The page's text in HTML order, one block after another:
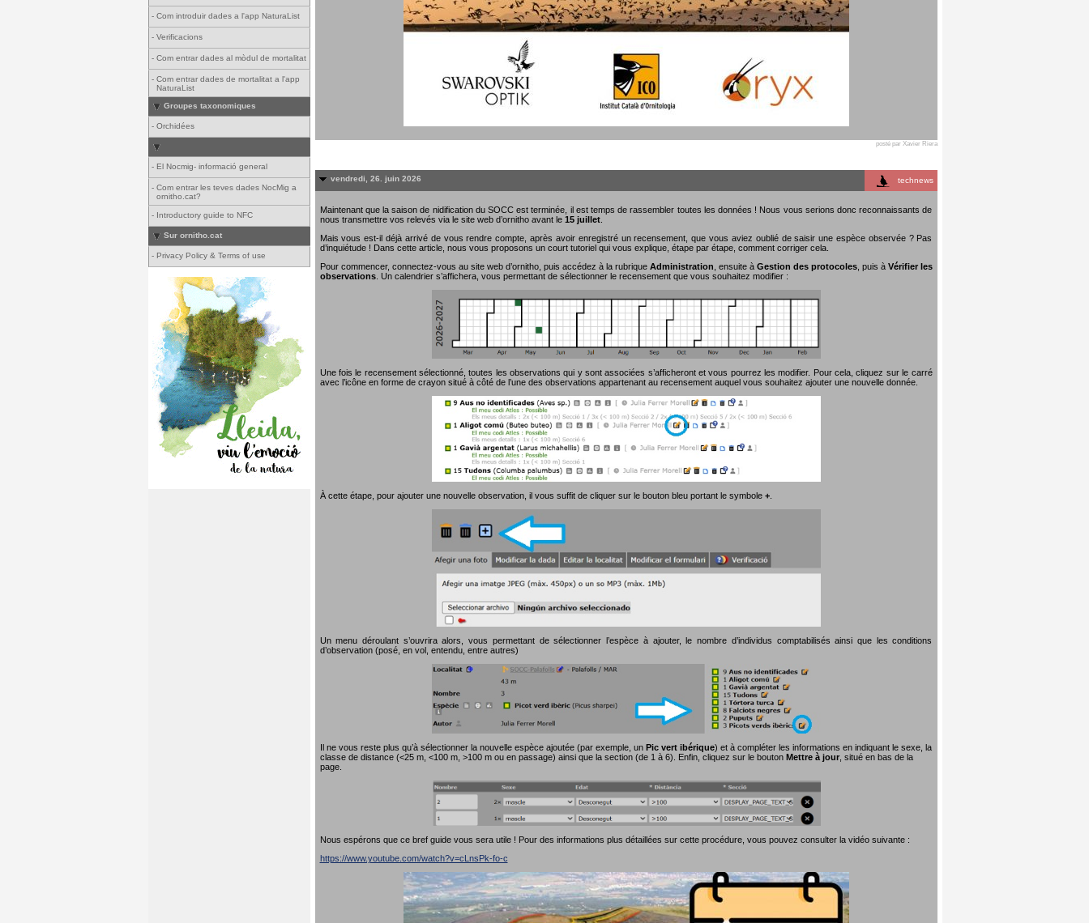
- Com introduir dades a l'app NaturaList
- Verificacions
- Com entrar dades al mòdul de mortalitat
- Com entrar dades de mortalitat a l'app
NaturaList
Groupes taxonomiques
- Orchidées
- El Nocmig- informació general
- Com entrar les teves dades NocMig a
ornitho.cat?
- Introductory guide to NFC
Sur ornitho.cat
- Privacy Policy & Terms of use
posté par Xavier Riera
vendredi, 26. juin 2026 technews
Maintenant que la saison de nidification du SOCC est terminée, il est temps de rassembler toutes les données ! Nous vous serions donc reconnaissants de
nous transmettre vos relevés via le site web d’ornitho avant le 15 juillet.
Mais vous est-il déjà arrivé de vous rendre compte, après avoir enregistré un recensement, que vous aviez oublié de saisir une espèce observée ? Pas
d’inquiétude ! Dans cette article, nous vous proposons un court tutoriel qui vous explique, étape par étape, comment corriger cela.
Pour commencer, connectez-vous au site web d’ornitho, puis accédez à la rubrique Administration , ensuite à Gestion des protocoles, puis à Vérifier les
observations. Un calendrier s’affichera, vous permettant de sélectionner le recensement que vous souhaitez modifier :
Une fois le recensement sélectionné, toutes les observations qui y sont associées s’afficheront et vous pourrez les modifier. Pour cela, cliquez sur le carré
avec l’icône en forme de crayon situé à côté de l’une des observations appartenant au recensement auquel vous souhaitez ajouter une nouvelle donnée.
À cette étape, pour ajouter une nouvelle observation, il vous suffit de cliquer sur le bouton bleu portant le symbole +.
Un menu déroulant s’ouvrira alors, vous permettant de sélectionner l’espèce à ajouter, le nombre d’individus comptabilisés ainsi que les conditions
d’observation (posé, en vol, entendu, entre autres)
Il ne vous reste plus qu’à sélectionner la nouvelle espèce ajoutée (par exemple, un Pic vert ibérique) et à compléter les informations en indiquant le sexe, la
classe de distance (<25 m, <100 m, >100 m ou en passage) ainsi que la section (de 1 à 6). Enfin, cliquez sur le bouton Mettre à jour, situé en bas de la
page.
Nous espérons que ce bref guide vous sera utile ! Pour des informations plus détaillées sur cette procédure, vous pouvez consulter la vidéo suivante :
https://www.youtube.com/watch?v=cLnsPk-fo-c